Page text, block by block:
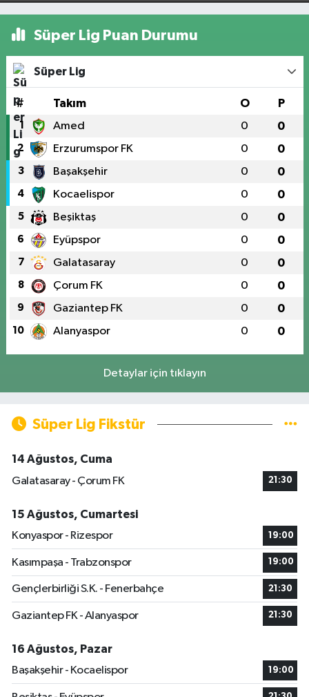
Süper Lig Puan Durumu
Süper Lig
# Takım O P
1 Amed 0 0
2 Erzurumspor FK 0 0
3 Başakşehir 0 0
4 Kocaelispor 0 0
5 Beşiktaş 0 0
6 Eyüpspor 0 0
7 Galatasaray 0 0
8 Çorum FK 0 0
9 Gaziantep FK 0 0
10 Alanyaspor 0 0
Detaylar için tıklayın
Süper Lig Fikstür
14 Ağustos, Cuma
Galatasaray - Çorum FK
21:30
15 Ağustos, Cumartesi
Konyaspor - Rizespor
19:00
Kasımpaşa - Trabzonspor 19:00
Gençlerbirliği S.K. - Fenerbahçe 21:30
Gaziantep FK - Alanyaspor 21:30
16 Ağustos, Pazar
Başakşehir - Kocaelispor
19:00